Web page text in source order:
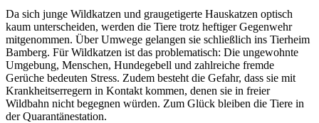
Da sich junge Wildkatzen und graugetigerte Hauskatzen optisch
kaum unterscheiden, werden die Tiere trotz heftiger Gegenwehr
mitgenommen. Über Umwege gelangen sie schließlich ins Tierheim
Bamberg. Für Wildkatzen ist das problematisch: Die ungewohnte
Umgebung, Menschen, Hundegebell und zahlreiche fremde
Gerüche bedeuten Stress. Zudem besteht die Gefahr, dass sie mit
Krankheitserregern in Kontakt kommen, denen sie in freier
Wildbahn nicht begegnen würden. Zum Glück bleiben die Tiere in
der Quarantänestation.